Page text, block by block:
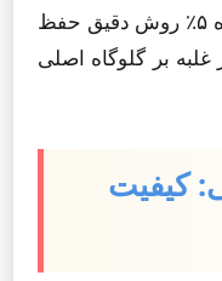
حالی که دقت ردیابی را در محدوده ۵٪ روش دقیق حفظ
بر گلوگاه اصلی
کیفیت